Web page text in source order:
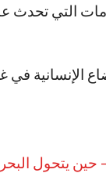
التي تحدث
الإنسانية في
يتحول